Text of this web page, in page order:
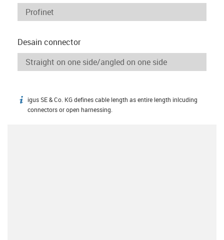
Desain connector
igus-icon-info
igus SE & Co. KG defines cable length as entire length inlcuding
connectors or open harnessing.